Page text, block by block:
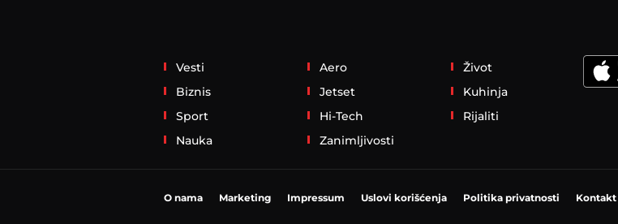
Vesti
Biznis
Sport
Nauka
Aero
Jetset
Hi-Tech
Zanimljivosti
Život
Kuhinja
Rijaliti
O nama Marketing Impressum Uslovi korišćenja Politika privatnosti Kontakt